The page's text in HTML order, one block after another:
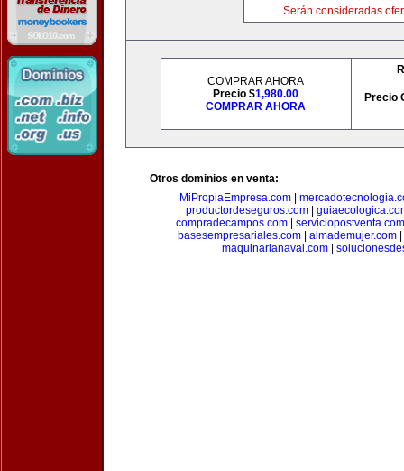
Serán consideradas
COMPRAR AHORA
Precio $1,980.00
COMPRAR AHORA
Precio
Otros dominios en venta:
MiPropiaEmpresa.com
productordeseguros.com|
compradecampos.com| serviciopostventa.com
basesempresariales.com| almademujer.com|
maquinarianaval.com|